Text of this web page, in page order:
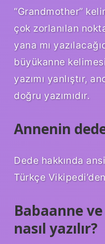
“Grandmother”
çok zorlanılan
yana mı
büyükanne
yazımı yanlıştır,
doğru yazımıdır.
Annenin
Dede hakkında
Türkçe
Babaanne
nasıl yazılır?